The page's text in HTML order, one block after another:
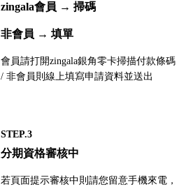
zingala會員 → 掃碼
非會員 → 填單
會員請打開zingala銀角零卡掃描付款條碼
/ 非會員則線上填寫申請資料並送出
STEP.3
分期資格審核中
若頁面提示審核中則請您留意手機來電，